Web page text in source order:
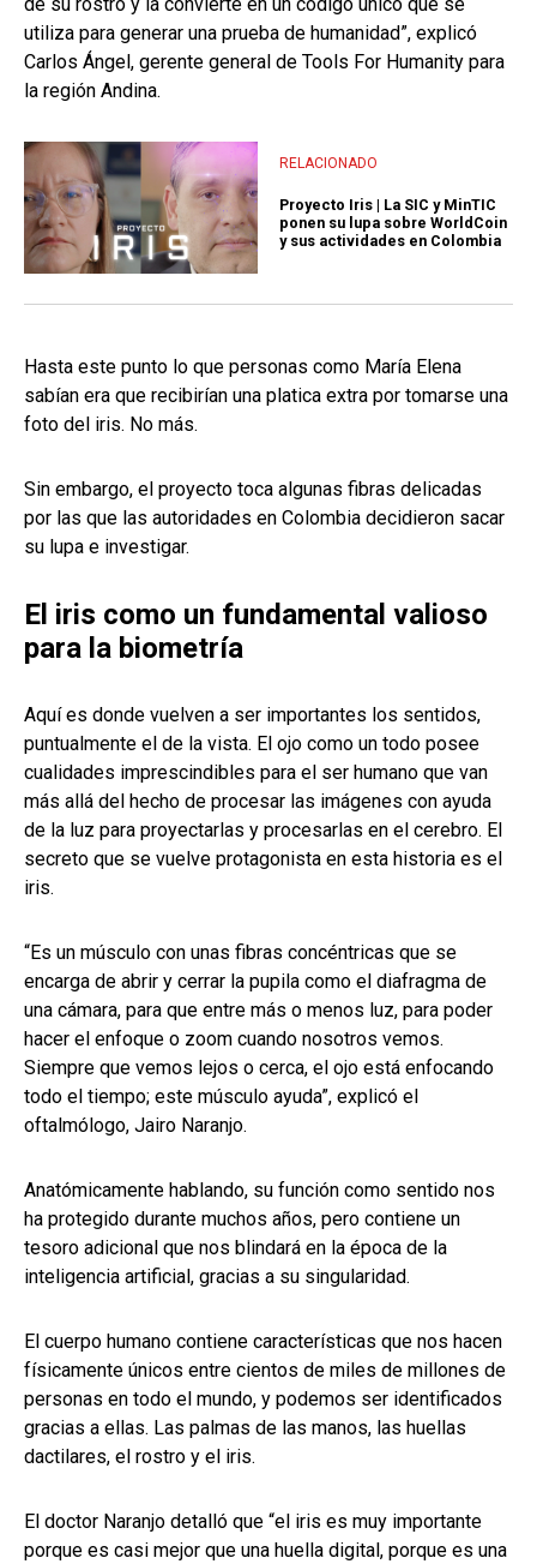
de su rostro y la convierte en un código único que se
utiliza para generar una prueba de humanidad”, explicó
Carlos Ángel, gerente general de Tools For Humanity para
la región Andina.
RELACIONADO
Proyecto Iris | La SIC y MinTIC
ponen su lupa sobre WorldCoin
y sus actividades en Colombia
Hasta este punto lo que personas como María Elena
sabían era que recibirían una platica extra por tomarse una
foto del iris. No más.
Sin embargo, el proyecto toca algunas fibras delicadas
por las que las autoridades en Colombia decidieron sacar
su lupa e investigar.
El iris como un fundamental valioso
para la biometría
Aquí es donde vuelven a ser importantes los sentidos,
puntualmente el de la vista. El ojo como un todo posee
cualidades imprescindibles para el ser humano que van
más allá del hecho de procesar las imágenes con ayuda
de la luz para proyectarlas y procesarlas en el cerebro. El
secreto que se vuelve protagonista en esta historia es el
iris.
“Es un músculo con unas fibras concéntricas que se
encarga de abrir y cerrar la pupila como el diafragma de
una cámara, para que entre más o menos luz, para poder
hacer el enfoque o zoom cuando nosotros vemos.
Siempre que vemos lejos o cerca, el ojo está enfocando
todo el tiempo; este músculo ayuda”, explicó el
oftalmólogo, Jairo Naranjo.
Anatómicamente hablando, su función como sentido nos
ha protegido durante muchos años, pero contiene un
tesoro adicional que nos blindará en la época de la
inteligencia artificial, gracias a su singularidad.
El cuerpo humano contiene características que nos hacen
físicamente únicos entre cientos de miles de millones de
personas en todo el mundo, y podemos ser identificados
gracias a ellas. Las palmas de las manos, las huellas
dactilares, el rostro y el iris.
El doctor Naranjo detalló que “el iris es muy importante
porque es casi mejor que una huella digital, porque es una